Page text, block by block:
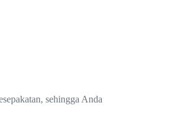
sehingga Anda